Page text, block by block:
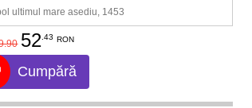
ultimul mare asediu, 1453
52 .43 RON
Cumpără